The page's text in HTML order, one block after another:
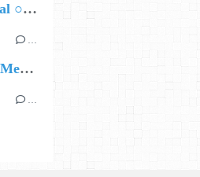
Airelle Besson ○ Sebastian Sternal ○ Jonas Burgwinkel
…
Ted Z and The Wranglers ○ Let Me Be Your Sin
…